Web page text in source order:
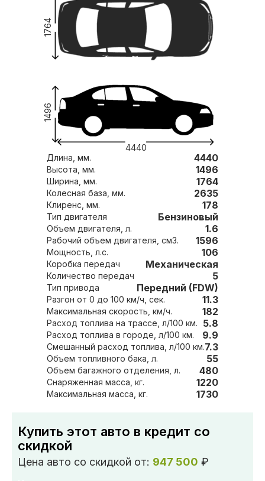
4440
1496
1764
Длина, мм. 4440
Высота, мм. 1496
Ширина, мм. 1764
Колесная база, мм. 2635
Клиренс, мм. 178
Тип двигателя Бензиновый
Объем двигателя, л. 1.6
Рабочий объем двигателя, см3. 1596
Мощность, л.с. 106
Коробка передач Механическая
Количество передач 5
Тип привода Передний (FDW)
Разгон от 0 до 100 км/ч, сек. 11.3
Максимальная скорость, км/ч. 182
Расход топлива на трассе, л/100 км. 5.8
Расход топлива в городе, л/100 км. 9.9
Смешанный расход топлива, л/100 км.7.3
Объем топливного бака, л. 55
Объем багажного отделения, л. 480
Снаряженная масса, кг. 1220
Максимальная масса, кг. 1730
Купить этот авто в кредит со
скидкой
Цена авто со скидкой от: 947 500 ₽